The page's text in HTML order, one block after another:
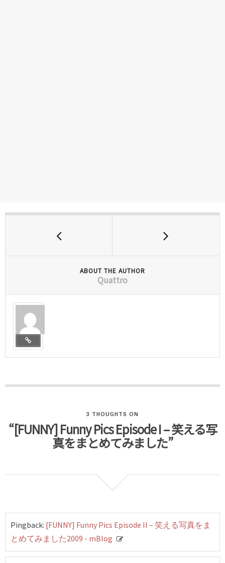
ABOUT THE AUTHOR
Quattro
3 THOUGHTS ON
“[FUNNY] Funny Pics Episode I – 笑える写
真をまとめてみました”
Pingback: [FUNNY] Funny Pics Episode II – 笑える写真をま
とめてみました2009 - mBlog